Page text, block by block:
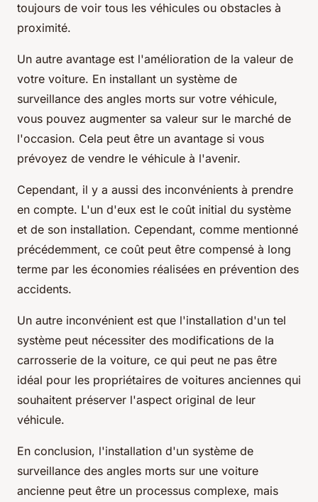
toujours de voir tous les véhicules ou obstacles à
proximité.
Un autre avantage est l'amélioration de la valeur de
votre voiture. En installant un système de
surveillance des angles morts sur votre véhicule,
vous pouvez augmenter sa valeur sur le marché de
l'occasion. Cela peut être un avantage si vous
prévoyez de vendre le véhicule à l'avenir.
Cependant, il y a aussi des inconvénients à prendre
en compte. L'un d'eux est le coût initial du système
et de son installation. Cependant, comme mentionné
précédemment, ce coût peut être compensé à long
terme par les économies réalisées en prévention des
accidents.
Un autre inconvénient est que l'installation d'un tel
système peut nécessiter des modifications de la
carrosserie de la voiture, ce qui peut ne pas être
idéal pour les propriétaires de voitures anciennes qui
souhaitent préserver l'aspect original de leur
véhicule.
En conclusion, l'installation d'un système de
surveillance des angles morts sur une voiture
ancienne peut être un processus complexe, mais